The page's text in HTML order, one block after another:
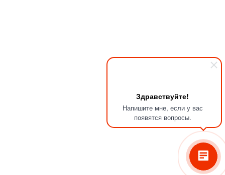
Здравствуйте!
Напишите мне, если у вас
появятся вопросы.